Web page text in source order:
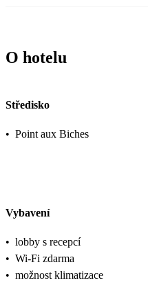
O hotelu
Středisko
• Point aux Biches
Vybavení
• lobby s recepcí
• Wi-Fi zdarma
• možnost klimatizace